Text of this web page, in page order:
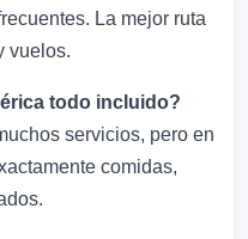
La mejor ruta
vuelos.
todo incluido?
servicios, pero en
comidas,